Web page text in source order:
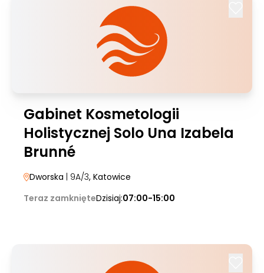
Gabinet Kosmetologii
Holistycznej Solo Una Izabela
Brunné
Dworska | 9A/3, Katowice
Teraz zamknięteDzisiaj:07:00-15:00